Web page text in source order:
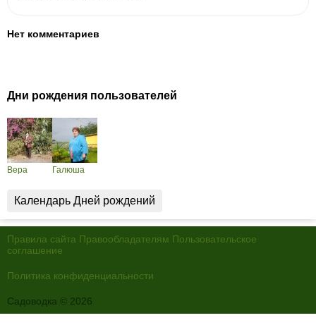
Нет комментариев
Дни рождения пользователей
Вера Галюша
Календарь Дней рождений
Правила сайта Правообладателям Пользовательское
соглашение
Политика конфиденциальности
Садоводка © 2026